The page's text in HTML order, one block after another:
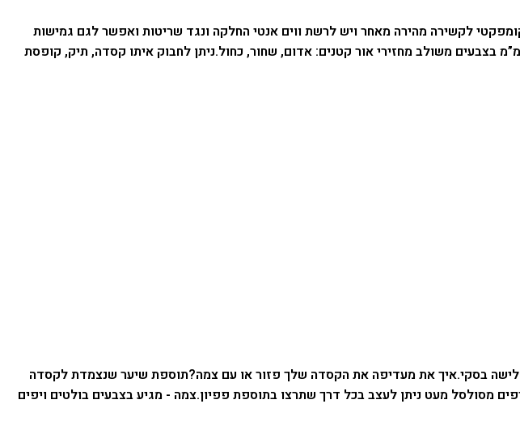
לקשירה מהירה מאחר ויש לרשת ווים אנטי החלקה ונגד שריטות ואפשר לגם גמישות
ניתן לחבוק איתו קסדה, תיק, קופסת
בסקי.איך את מעדיפה את הקסדה שלך פזור או עם צמה?תוספת שיער שנצמדת לקסדה
מסולסל מעט ניתן לעצב בכל דרך שתרצו בתוספת פפיון.צמה - מגיע בצבעים בולטים ויפים